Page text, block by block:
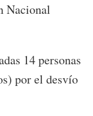
Nacional
14 personas
por el desvío